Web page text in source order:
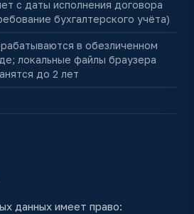
с даты исполнения договора
бухгалтерского учёта)
в обезличенном
локальные файлы браузера
до 2 лет
данных имеет право: